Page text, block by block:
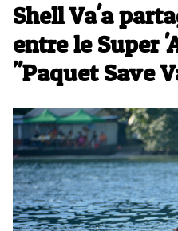
Shell Va'a
entre le Super
"Paquet Save